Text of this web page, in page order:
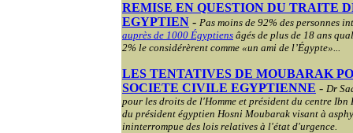
REMISE EN QUESTION DU TRAITE
EGYPTIEN - Pas moins de 92% des personnes
auprès de 1000 Égyptiens âgés de plus de 18 ans
2% le considérèrent comme «un ami de l’Égypte»...
LES TENTATIVES DE MOUBARAK
SOCIETE CIVILE EGYPTIENNE - Dr
pour les droits de l'Homme et président du centre
du président égyptien Hosni Moubarak visant à
ininterrompue des lois relatives à l'état d'urgence.